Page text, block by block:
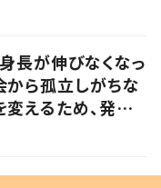
長が伸びなくなっ
ら孤立しがちな
変えるため、発信